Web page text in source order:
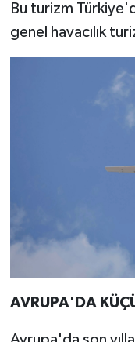
Bu turizm
genel havacılık
AVRUPA'DA